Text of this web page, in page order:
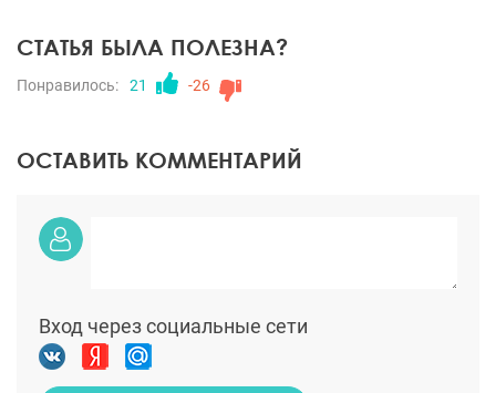
СТАТЬЯ БЫЛА ПОЛЕЗНА?
Понравилось: 21 -26
ОСТАВИТЬ КОММЕНТАРИЙ
Вход через социальные сети